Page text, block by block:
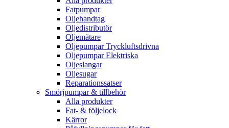
Fatpumpar
Oljehandtag
Oljedistributör
Oljemätare
Oljepumpar Tryckluftsdrivna
Oljepumpar Elektriska
Oljeslangar
Oljesugar
Reparationssatser
Smörjpumpar & tillbehör
Alla produkter
Fat- & följelock
Kärror